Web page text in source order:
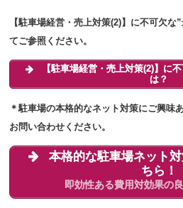
【駐車場経営・売上対策(2)】に不可欠
てご参照ください。
【駐車場経営・売上対策(2)】に
は？
＊駐車場の本格的なネット対策にご興味
お問い合わせください。
本格的な駐車場ネット
ちら！
即効性ある費用対効果の